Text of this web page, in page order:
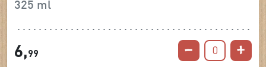
325 ml
6,99 0